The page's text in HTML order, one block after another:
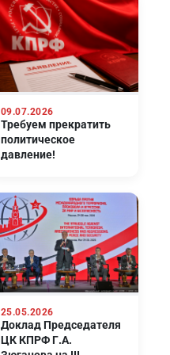
09.07.2026
Требуем прекратить
политическое
давление!
25.05.2026
Доклад Председателя
ЦК КПРФ Г.А.